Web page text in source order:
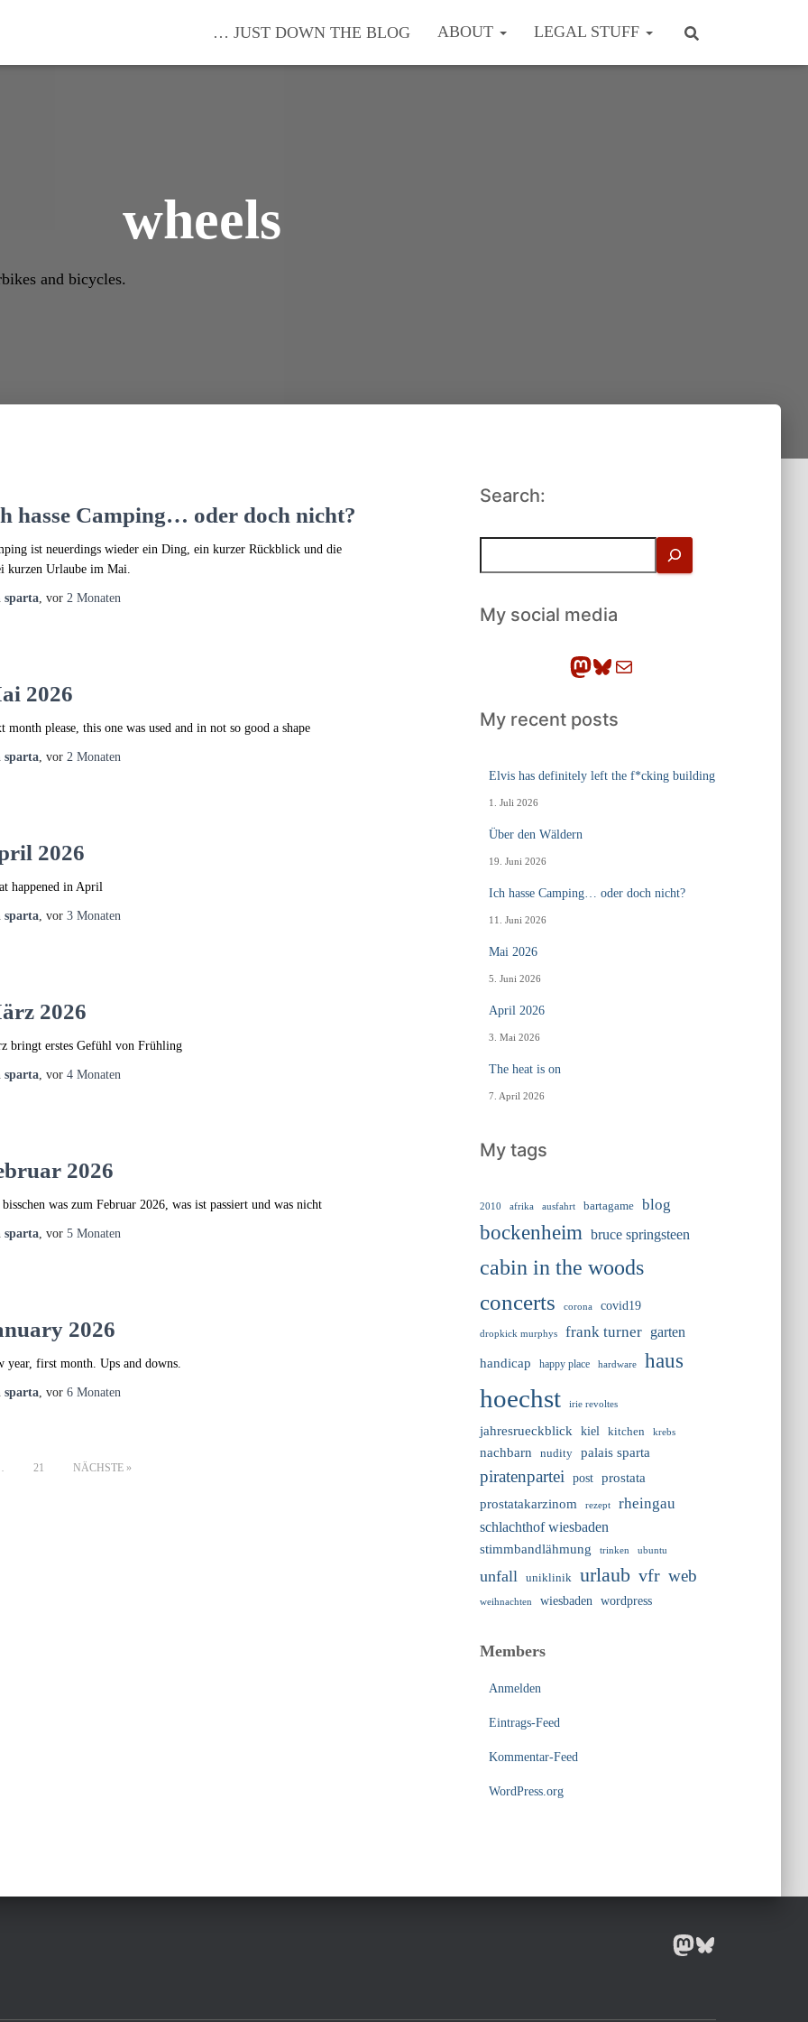
… JUST DOWN THE BLOG ABOUT LEGAL STUFF
wheels
and bicycles.
hasse Camping… oder doch nicht?
ist neuerdings wieder ein Ding, ein kurzer Rückblick und die
kurzen Urlaube im Mai.
sparta, vor 2 Monaten
2026
month please, this one was used and in not so good a shape
sparta, vor 2 Monaten
2026
happened in April
sparta, vor 3 Monaten
2026
bringt erstes Gefühl von Frühling
sparta, vor 4 Monaten
2026
was zum Februar 2026, was ist passiert und was nicht
sparta, vor 5 Monaten
2026
year, first month. Ups and downs.
sparta, vor 6 Monaten
21 NÄCHSTE
Search:
h
eMy social media
Mastodon Bluesky E-Mail
My recent posts
Elvis has definitely left the f*cking building
1. Juli 2026
Über den Wäldern
19. Juni 2026
Ich hasse Camping… oder doch nicht?
11. Juni 2026
Mai 2026
5. Juni 2026
April 2026
3. Mai 2026
The heat is on
7. April 2026
My tags
2010 afrika ausfahrt bartagame blog
bockenheim bruce springsteen
cabin in the woods
concerts
corona covid19
dropkick murphys frank turner
garten
handicap
happy place hardware haus
hoechst irie revoltes
jahresrueckblick kiel kitchen krebs
nachbarn nudity palais sparta
piratenpartei post
prostata
prostatakarzinom
rezept rheingau
schlachthof wiesbaden
stimmbandlähmung trinken ubuntu
unfall uniklinik urlaub vfr web
weihnachten wiesbaden wordpress
Members
Anmelden
Eintrags-Feed
Kommentar-Feed
WordPress.org
MASTODON